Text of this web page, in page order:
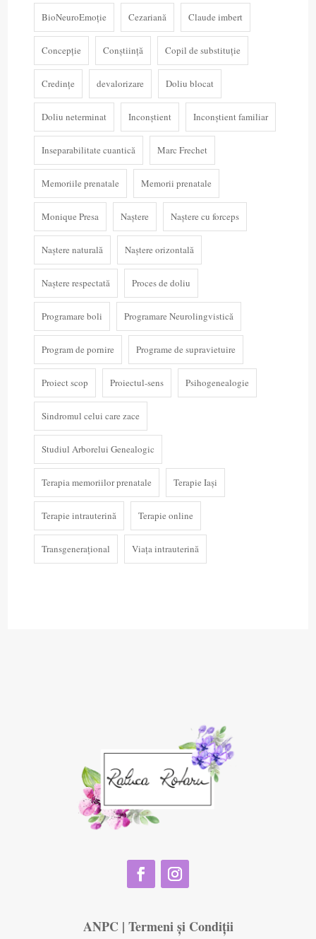
BioNeuroEmoție Cezariană Claude imbert
Concepție Conștiință Copil de substituție
Credințe devalorizare Doliu blocat
Doliu neterminat Inconștient Inconștient familiar
Inseparabilitate cuantică Marc Frechet
Memoriile prenatale Memorii prenatale
Monique Presa Naștere Naștere cu forceps
Naștere naturală Naștere orizontală
Naștere respectată Proces de doliu
Programare boli Programare Neurolingvistică
Program de pornire Programe de supravietuire
Proiect scop Proiectul-sens Psihogenealogie
Sindromul celui care zace
Studiul Arborelui Genealogic
Terapia memoriilor prenatale Terapie Iași
Terapie intrauterină Terapie online
Transgenerațional Viața intrauterină
ANPC | Termeni și Condiții